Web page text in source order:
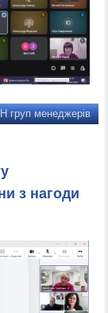
груп менеджерів
з нагоди